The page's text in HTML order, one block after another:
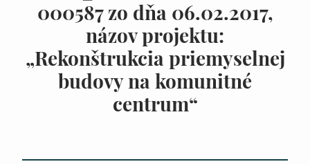
000587 zo dňa 06.02.2017,
názov projektu:
„Rekonštrukcia priemyselnej
budovy na komunitné
centrum“